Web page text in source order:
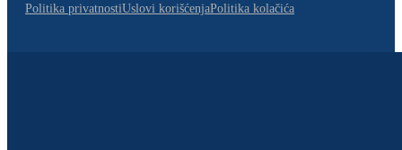
Politika privatnostiUslovi korišćenjaPolitika kolačića